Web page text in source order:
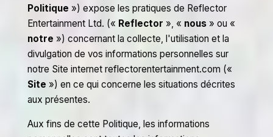
Politique ») expose les pratiques de Reflector
Entertainment Ltd. (« Reflector », « nous» ou «
notre ») concernant la collecte, l'utilisation et la
divulgation de vos informations personnelles sur
notre Site internet reflectorentertainment.com («
Site ») en ce qui concerne les situations décrites
aux présentes.
Aux fins de cette Politique, les informations